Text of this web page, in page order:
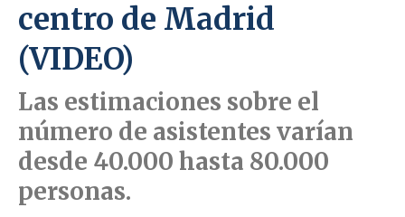
centro de Madrid
(VIDEO)
Las estimaciones sobre el
número de asistentes varían
desde 40.000 hasta 80.000
personas.